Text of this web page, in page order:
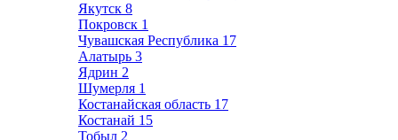
Якутск 8
Покровск 1
Чувашская Республика 17
Алатырь 3
Ядрин 2
Шумерля 1
Костанайская область 17
Костанай 15
Тобыл 2